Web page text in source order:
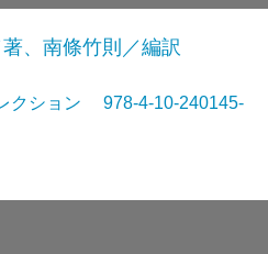
、南條竹則／編訳
クション 978-4-10-240145-